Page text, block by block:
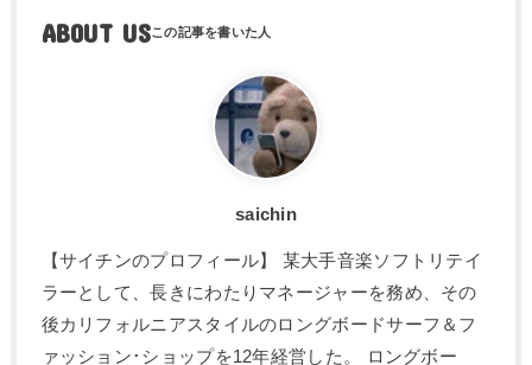
ABOUT US
saichin
【サイチンのプロフィール】 某大手音楽ソフトリテイ
ラーとして、長きにわたりマネージャーを務め、その
後カリフォルニアスタイルのロングボードサーフ＆フ
ァッション･ショップを12年経営した。 ロングボー